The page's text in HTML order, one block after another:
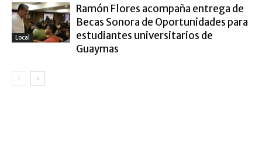
Local
Ramón Flores acompaña entrega de
Becas Sonora de Oportunidades para
estudiantes universitarios de
Guaymas